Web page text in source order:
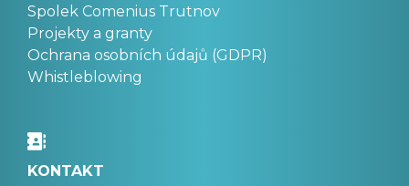
Spolek Comenius Trutnov
Projekty a granty
Ochrana osobních údajů (GDPR)
Whistleblowing
KONTAKT